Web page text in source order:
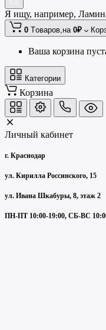
Я ищу, например,
0 Tоваров,на 0₽
Ваша корзина
Категории
Корзина
Личный кабинет
г. Краснодар
ул. Кирилла Россинского, 15
ул. Ивана Шкабуры, 8, этаж 2
ПН-ПТ 10:00-19:00, СБ-ВС